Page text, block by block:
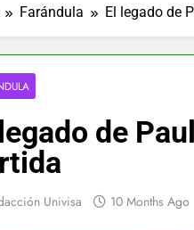
Farándula El legado de
de
Univisa 10 Months Ago